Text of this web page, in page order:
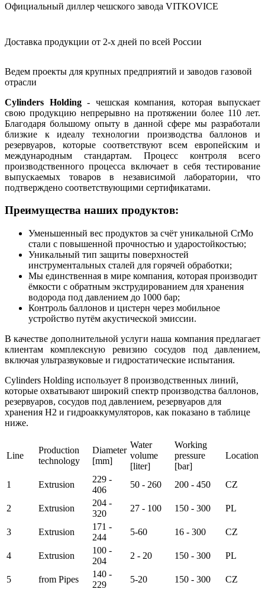
Официальный диллер чешского завода VITKOVICE
Доставка продукции от 2-х дней по всей России
Ведем проекты для крупных предприятий и заводов газовой
отрасли
Cylinders Holding- чешская компания, которая выпускает
свою продукцию непрерывно на протяжении более 110 лет.
Благодаря большому опыту в данной сфере мы разработали
близкие к идеалу технологии производства баллонов и
резервуаров, которые соответствуют всем европейским и
международным стандартам. Процесс контроля всего
производственного процесса включает в себя тестирование
выпускаемых товаров в независимой лаборатории, что
подтверждено соответствующими сертификатами.
Преимущества наших продуктов:
Уменьшенный вес продуктов за счёт уникальной CrMo
стали с повышенной прочностью и ударостойкостью;
Уникальный тип защиты поверхностей
инструментальных сталей для горячей обработки;
Мы единственная в мире компания, которая производит
ёмкости с обратным экструдированием для хранения
водорода под давлением до 1000 бар;
Контроль баллонов и цистерн через мобильное
устройство путём акустической эмиссии.
В качестве дополнительной услуги наша компания предлагает
клиентам комплексную ревизию сосудов под давлением,
включая ультразвуковые и гидростатические испытания.
Cylinders Holding использует 8 производственных линий,
которые охватывают широкий спектр производства баллонов,
резервуаров, сосудов под давлением, резервуаров для
хранения H2 и гидроаккумуляторов, как показано в таблице
ниже.
Line
Production
technology
Diameter
[mm]
Water
volume
[liter]
Working
pressure
[bar]
Location
1 Extrusion
229 -
406
50 - 260 200 - 450 CZ
2 Extrusion
204 -
320
27 - 100 150 - 300 PL
3 Extrusion
171 -
244
5-60 16 - 300 CZ
4 Extrusion
100 -
204
2 - 20 150 - 300 PL
5 from Pipes
140 -
229
5-20 150 - 300
CZ